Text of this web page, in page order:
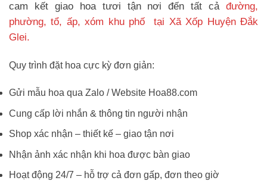
cam kết giao hoa tươi tận nơi đến tất cả đường,
phường, tổ, ấp, xóm khu phố tại Xã Xốp Huyện Đắk
Glei.
Quy trình đặt hoa cực kỳ đơn giản:
Gửi mẫu hoa qua Zalo / Website Hoa88.com
Cung cấp lời nhắn & thông tin người nhận
Shop xác nhận – thiết kế – giao tận nơi
Nhận ảnh xác nhận khi hoa được bàn giao
Hoạt động 24/7 – hỗ trợ cả đơn gấp, đơn theo giờ